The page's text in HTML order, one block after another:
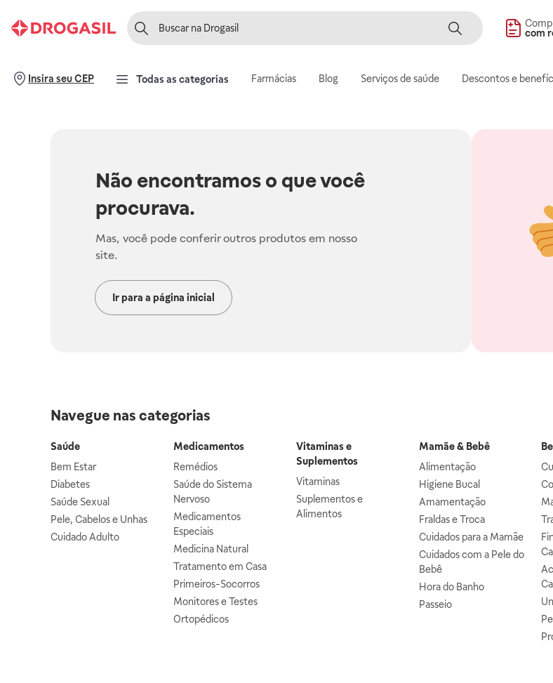
com
Insira seu CEP Todas as categorias Farmácias Blog Serviços de saúde Descontos e
Não encontramos o que você
procurava.
Mas, você pode conferir outros produtos em nosso
site.
Ir para a página inicial
Navegue nas categorias
Saúde
Bem Estar
Diabetes
Saúde Sexual
Pele, Cabelos e Unhas
Cuidado Adulto
Medicamentos
Remédios
Saúde do Sistema
Nervoso
Medicamentos
Especiais
Medicina Natural
Tratamento em Casa
Primeiros-Socorros
Monitores e Testes
Ortopédicos
Vitaminas e
Suplementos
Vitaminas
Suplementos e
Alimentos
Mamãe & Bebê
Alimentação
Higiene Bucal
Amamentação
Fraldas e Troca
Cuidados para a Mamãe
Cuidados com a Pele do
Bebê
Hora do Banho
Passeio